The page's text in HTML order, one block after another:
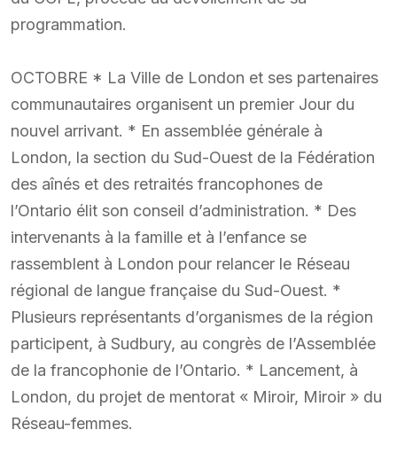
programmation.
OCTOBRE * La Ville de London et ses partenaires
communautaires organisent un premier Jour du
nouvel arrivant. * En assemblée générale à
London, la section du Sud-Ouest de la Fédération
des aînés et des retraités francophones de
l’Ontario élit son conseil d’administration. * Des
intervenants à la famille et à l’enfance se
rassemblent à London pour relancer le Réseau
régional de langue française du Sud-Ouest. *
Plusieurs représentants d’organismes de la région
participent, à Sudbury, au congrès de l’Assemblée
de la francophonie de l’Ontario. * Lancement, à
London, du projet de mentorat « Miroir, Miroir » du
Réseau-femmes.